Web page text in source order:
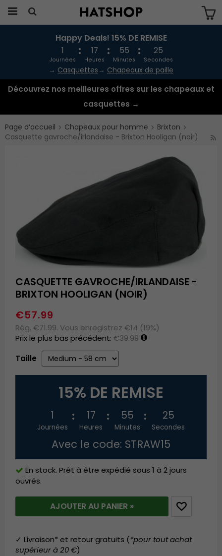
Produkten har blivit tillagd i varukorgen
Happy Deals! 15% DE REMISE
1
Journées
17
Heures
55
Minutes
25
Secondes
→ Casquettes → Chapeaux de paille
Découvrez nos meilleures offres sur les chapeaux et
casquettes →
Page d’accueil Chapeaux pour homme
Brixton
Casquette gavroche/irlandaise - Brixton Hooligan (noir)
CASQUETTE GAVROCHE/IRLANDAISE -
BRIXTON HOOLIGAN (NOIR)
€57.99
Rég. €71.99. Vous enregistrez €14 (19%)
Prix le plus bas précédent: €39.99
Taille
15% DE REMISE
1
Journées
17
Heures
55
Minutes
25
Secondes
Avec le code: STRAW15
En stock. Prêt à être expédié sous 1 à 2 jours
ouvrés.
AJOUTER AU PANIER »
✓ Livraison* et retour gratuits (*pour tout achat
supérieur à 20 €)